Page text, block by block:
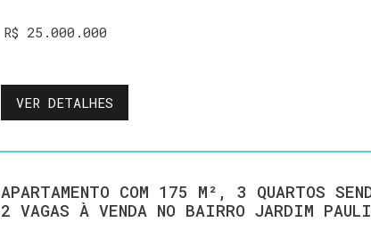
R$ 25.000.000
VER DETALHES
APARTAMENTO COM 175 M², 3 QUARTOS
2 VAGAS À VENDA NO BAIRRO JARDIM